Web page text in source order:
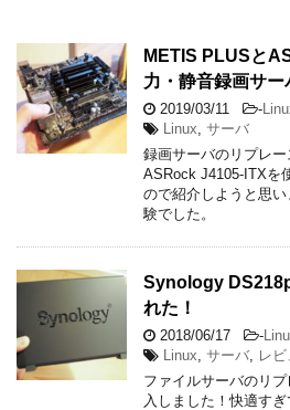
METIS PLUSと
力・静音録画サー
2019/03/11 -
Linux サーバ
録画サーバのリプレ
ASRock J4105-ITXを
ので紹介しようと思
験でした。
Synology
れた！
2018/06/17 -
Linux サーバ
レ
ファイルサーバのリ
入しました！快適す